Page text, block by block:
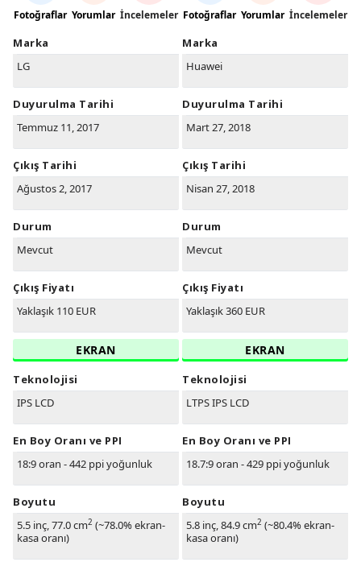
Fotoğraflar Yorumlar İncelemeler
Marka
LG
Duyurulma Tarihi
Temmuz 11, 2017
Çıkış Tarihi
Ağustos 2, 2017
Durum
Mevcut
Çıkış Fiyatı
Yaklaşık 110 EUR
EKRAN
Teknolojisi
IPS LCD
En Boy Oranı ve PPI
18:9 oran - 442 ppi yoğunluk
Boyutu
5.5 inç, 77.0 cm2 (~78.0% ekran-
kasa oranı)
Fotoğraflar Yorumlar İncelemeler
Marka
Huawei
Duyurulma Tarihi
Mart 27, 2018
Çıkış Tarihi
Nisan 27, 2018
Durum
Mevcut
Çıkış Fiyatı
Yaklaşık 360 EUR
EKRAN
Teknolojisi
LTPS IPS LCD
En Boy Oranı ve PPI
18.7:9 oran - 429 ppi yoğunluk
Boyutu
5.8 inç, 84.9 cm2 (~80.4% ekran-
kasa oranı)